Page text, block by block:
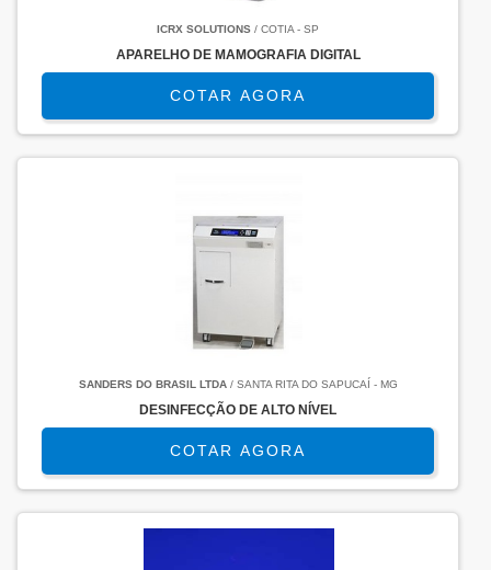
ICRX SOLUTIONS / COTIA - SP
APARELHO DE MAMOGRAFIA DIGITAL
COTAR AGORA
SANDERS DO BRASIL LTDA/ SANTA RITA DO SAPUCAÍ - MG
DESINFECÇÃO DE ALTO NÍVEL
COTAR AGORA